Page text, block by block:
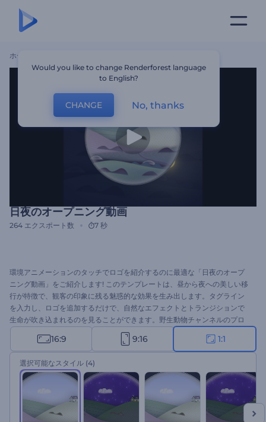
ホーム
日夜のオープニング動画
264 エクスポート数 7 秒
環境アニメーションのタッチでロゴを紹介するのに最適な「日夜のオープ
ニング動画」をご紹介します! このテンプレートは、昼から夜への美しい移
行が特徴で、観客の印象に残る魅惑的な効果を生み出します。タグライン
を入力し、ロゴを追加するだけで、自然なエフェクトとトランジションで
生命が吹き込まれるのを見ることができます。野生動物チャンネルのプロ
モーション、テレビコマーシャル、プレゼンテーションのオープニング、
地理的なイントロやアウトロなど、さまざまな用途に最適です。あなたの
ロゴを新たな高みへと導くために、ぜひお試しください。
16:9 9:16 1:1
選択可能なスタイル (4)
Would you like to change Renderforest language
to English?
CHANGE No, thanks